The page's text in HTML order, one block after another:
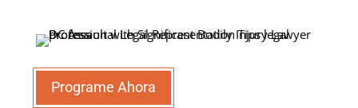
Programe Ahora